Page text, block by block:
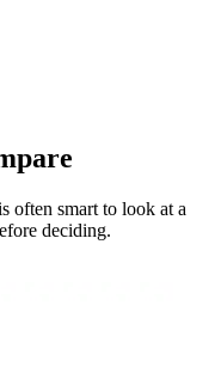
often smart to look at a
deciding.